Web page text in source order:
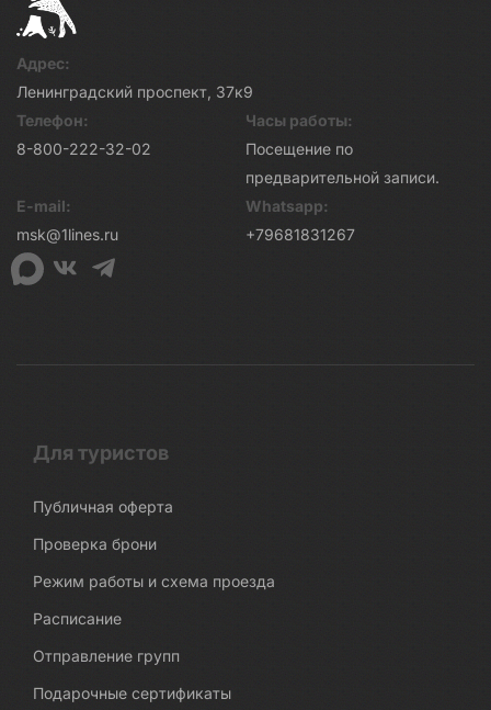
Адрес:
Ленинградский проспект, 37к9
Телефон:
8-800-222-32-02
Часы работы:
Посещение по
предварительной записи.
E-mail:
msk@1lines.ru
Whatsapp:
+79681831267
Для туристов
Публичная оферта
Проверка брони
Режим работы и схема проезда
Расписание
Отправление групп
Подарочные сертификаты